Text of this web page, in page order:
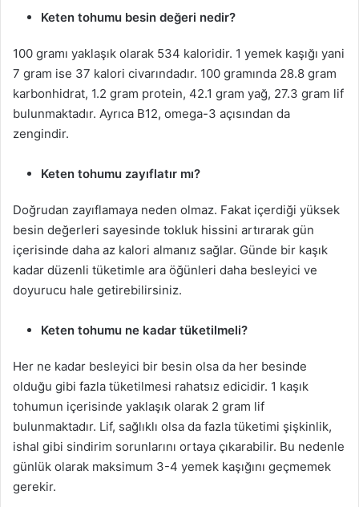
Keten tohumu besin değeri nedir?
100 gramı yaklaşık olarak 534 kaloridir. 1 yemek kaşığı yani
7 gram ise 37 kalori civarındadır. 100 gramında 28.8 gram
karbonhidrat, 1.2 gram protein, 42.1 gram yağ, 27.3 gram lif
bulunmaktadır. Ayrıca B12, omega-3 açısından da
zengindir.
Keten tohumu zayıflatır mı?
Doğrudan zayıflamaya neden olmaz. Fakat içerdiği yüksek
besin değerleri sayesinde tokluk hissini artırarak gün
içerisinde daha az kalori almanız sağlar. Günde bir kaşık
kadar düzenli tüketimle ara öğünleri daha besleyici ve
doyurucu hale getirebilirsiniz.
Keten tohumu ne kadar tüketilmeli?
Her ne kadar besleyici bir besin olsa da her besinde
olduğu gibi fazla tüketilmesi rahatsız edicidir. 1 kaşık
tohumun içerisinde yaklaşık olarak 2 gram lif
bulunmaktadır. Lif, sağlıklı olsa da fazla tüketimi şişkinlik,
ishal gibi sindirim sorunlarını ortaya çıkarabilir. Bu nedenle
günlük olarak maksimum 3-4 yemek kaşığını geçmemek
gerekir.